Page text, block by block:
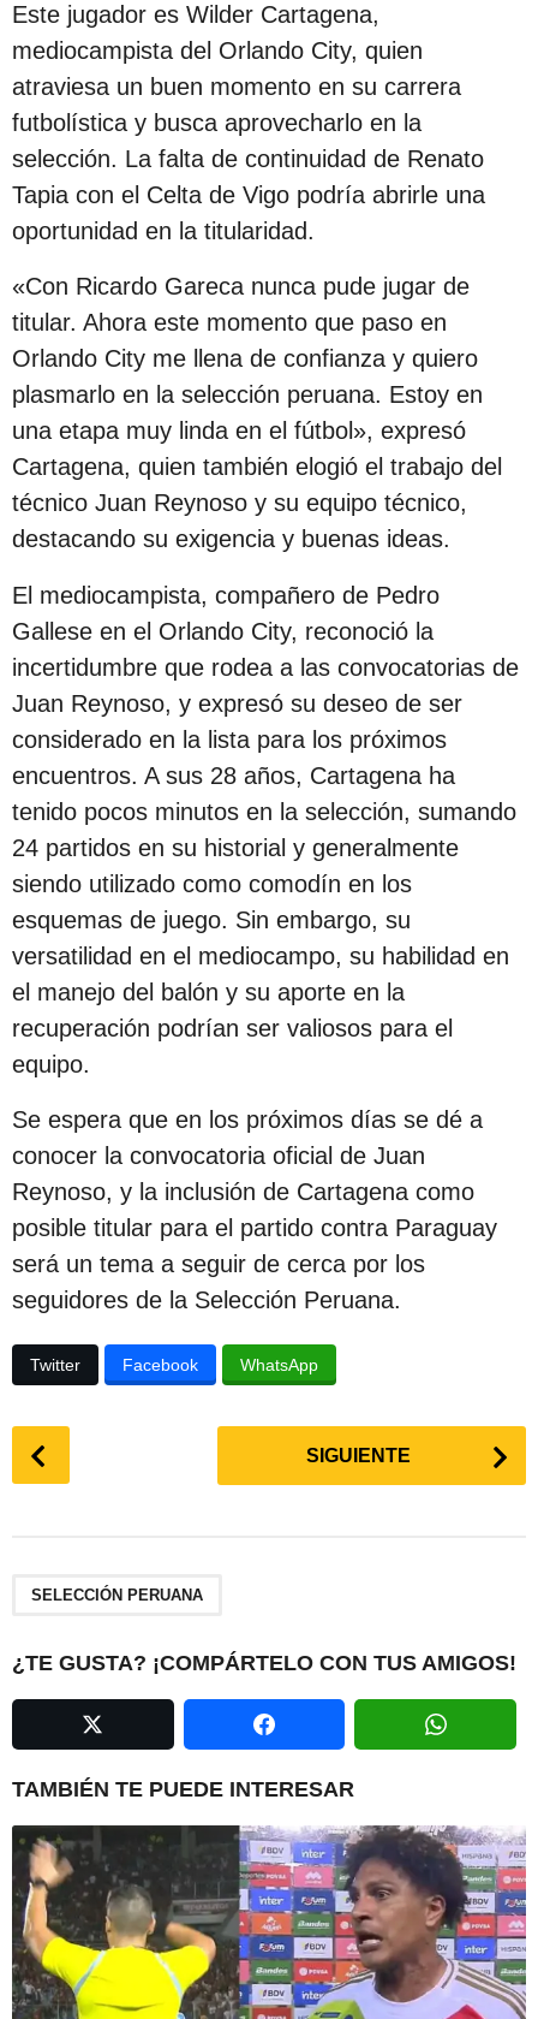
d
e
l
a
p
u
b
i
c
a
c
i
ó
n
Este jugador es Wilder Cartagena,
mediocampista del Orlando City, quien
atraviesa un buen momento en su carrera
futbolística y busca aprovecharlo en la
selección. La falta de continuidad de Renato
Tapia con el Celta de Vigo podría abrirle una
oportunidad en la titularidad.
«Con Ricardo Gareca nunca pude jugar de
titular. Ahora este momento que paso en
Orlando City me llena de confianza y quiero
plasmarlo en la selección peruana. Estoy en
una etapa muy linda en el fútbol», expresó
Cartagena, quien también elogió el trabajo del
técnico Juan Reynoso y su equipo técnico,
destacando su exigencia y buenas ideas.
El mediocampista, compañero de Pedro
Gallese en el Orlando City, reconoció la
incertidumbre que rodea a las convocatorias de
Juan Reynoso, y expresó su deseo de ser
considerado en la lista para los próximos
encuentros. A sus 28 años, Cartagena ha
tenido pocos minutos en la selección, sumando
24 partidos en su historial y generalmente
siendo utilizado como comodín en los
esquemas de juego. Sin embargo, su
versatilidad en el mediocampo, su habilidad en
el manejo del balón y su aporte en la
recuperación podrían ser valiosos para el
equipo.
Se espera que en los próximos días se dé a
conocer la convocatoria oficial de Juan
Reynoso, y la inclusión de Cartagena como
posible titular para el partido contra Paraguay
será un tema a seguir de cerca por los
seguidores de la Selección Peruana.
Twitter Facebook WhatsApp
i
n
t
i
n
SIGUIENTE
SELECCIÓN PERUANA
¿TE GUSTA? ¡COMPÁRTELO CON TUS AMIGOS!
TAMBIÉN TE PUEDE INTERESAR